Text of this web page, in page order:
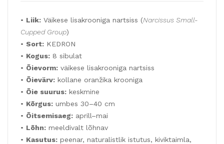
kro arh
• Liik: Väikese lisakrooniga nartsiss (Narcissus Small-
Cupped Group)
• Sort: KEDRON
• Kogus: 8 sibulat
• Õievorm: väikese lisakrooniga nartsiss
• Õievärv: kollane oranžika krooniga
• Õie suurus: keskmine
• Kõrgus: umbes 30–40 cm
• Õitsemisaeg: aprill–mai
• Lõhn: meeldivalt lõhnav
• Kasutus: peenar, naturalistlik istutus, kiviktaimla,